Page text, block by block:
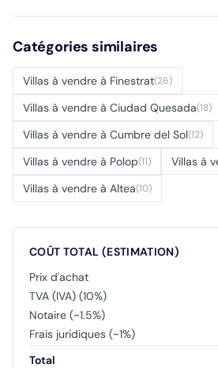
Catégories similaires
Villas à vendre à Finestrat(26)
Villas à vendre à Ciudad Quesada(18)
Villas à vendre à Cumbre del Sol(12)
Villas à vendre à Polop(11) Villas à
Villas à vendre à Altea(10)
COÛT TOTAL (ESTIMATION)
Prix d'achat
TVA (IVA) (10%)
Notaire (~1.5%)
Frais juridiques (~1%)
Total